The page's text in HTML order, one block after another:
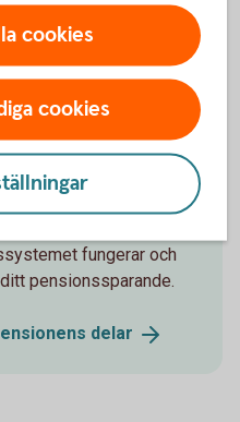
pension.
fungerar och
pensionssparande.
delar
cookies
cookies